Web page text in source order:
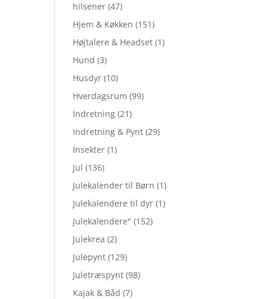
hilsener (47)
Hjem & Køkken (151)
Højtalere & Headset (1)
Hund (3)
Husdyr (10)
Hverdagsrum (99)
Indretning (21)
Indretning & Pynt (29)
Insekter (1)
Jul (136)
Julekalender til Børn (1)
Julekalendere til dyr (1)
Julekalendere" (152)
Julekrea (2)
Julepynt (129)
Juletræspynt (98)
Kajak & Båd (7)